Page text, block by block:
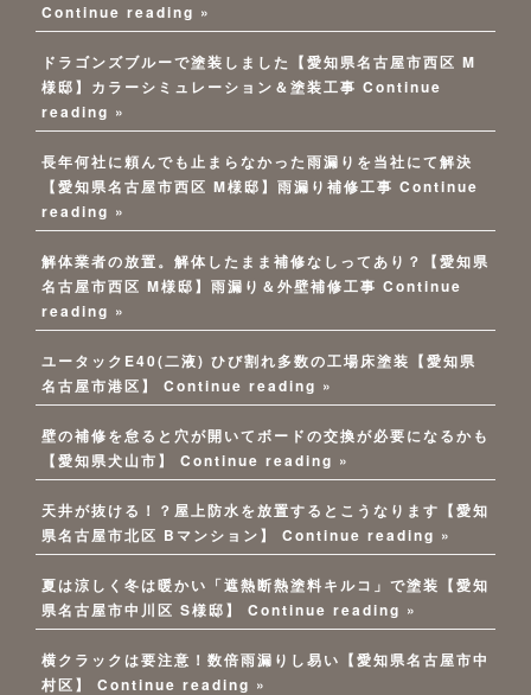
Continue reading »
ドラゴンズブルーで塗装しました【愛知県名古屋市西区 M
様邸】カラーシミュレーション＆塗装工事 Continue
reading »
長年何社に頼んでも止まらなかった雨漏りを当社にて解決
【愛知県名古屋市西区 M様邸】雨漏り補修工事 Continue
reading »
解体業者の放置。解体したまま補修なしってあり？【愛知県
名古屋市西区 M様邸】雨漏り＆外壁補修工事 Continue
reading »
ユータックE40(二液) ひび割れ多数の工場床塗装【愛知県
名古屋市港区】
Continue reading »
壁の補修を怠ると穴が開いてボードの交換が必要になるかも
【愛知県犬山市】
Continue reading »
天井が抜ける！？屋上防水を放置するとこうなります【愛知
県名古屋市北区 Bマンション】
Continue reading »
夏は涼しく冬は暖かい「遮熱断熱塗料キルコ」で塗装【愛知
県名古屋市中川区 S様邸】
Continue reading »
横クラックは要注意！数倍雨漏りし易い【愛知県名古屋市中
村区】
Continue reading »